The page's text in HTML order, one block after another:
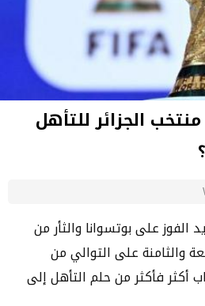
الجزائر للتأهل
الفوز على بوتسوانا والثأر من
والثامنة على التوالي من
أكثر فأكثر من حلم التأهل إلى